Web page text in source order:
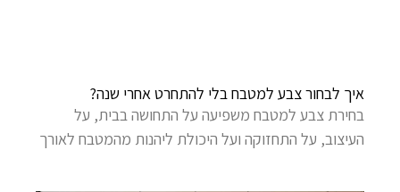
איך לבחור צבע למטבח בלי להתחרט אחרי שנה?
בחירת צבע למטבח משפיעה על התחושה בבית, על
העיצוב, על התחזוקה ועל היכולת ליהנות מהמטבח לאורך